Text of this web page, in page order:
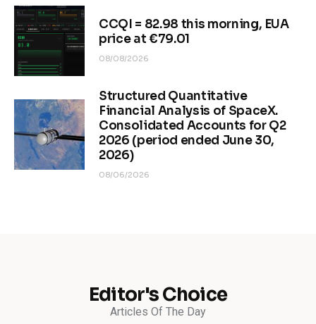
CCQI = 82.98 this morning, EUA
price at €79.01
08/08/2026
Structured Quantitative
Financial Analysis of SpaceX.
Consolidated Accounts for Q2
2026 (period ended June 30,
2026)
08/06/2026
Editor's Choice
Articles Of The Day